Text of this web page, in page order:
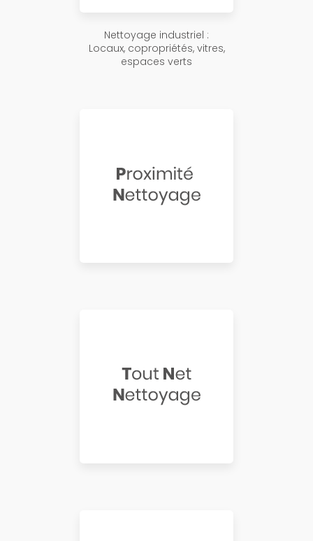
Nettoyage industriel :
Locaux, copropriétés, vitres,
espaces verts